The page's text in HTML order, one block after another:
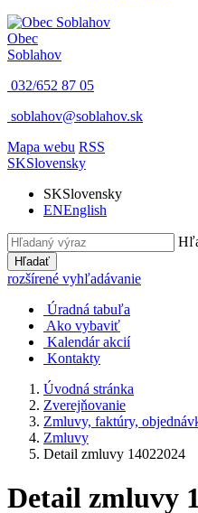
Obec
Soblahov
032/652 87 05
soblahov@soblahov.sk
Mapa webu RSS
SKSlovensky
SKSlovensky
ENEnglish
Hľadať
rozšírené vyhľadávanie
Úradná tabuľa
Ako vybaviť
Kalendár akcií
Kontakty
Úvodná stránka
Zverejňovanie
Zmluvy, faktúry,
Zmluvy
Detail zmluvy 14022024
Detail zmluvy